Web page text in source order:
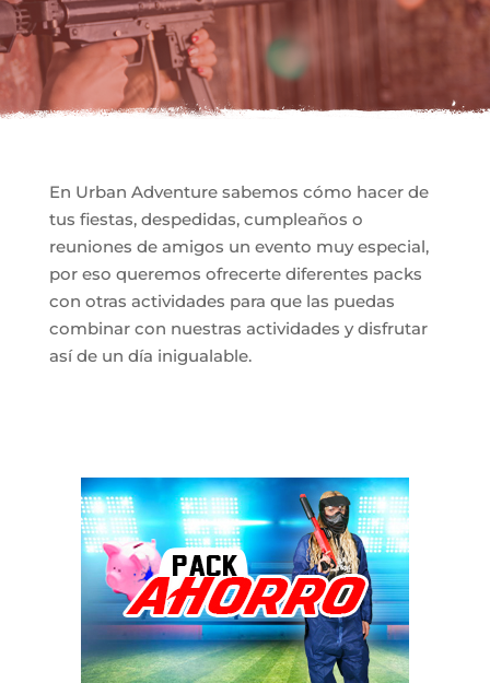
En Urban Adventure sabemos cómo hacer de
tus fiestas, despedidas, cumpleaños o
reuniones de amigos un evento muy especial,
por eso queremos ofrecerte diferentes packs
con otras actividades para que las puedas
combinar con nuestras actividades y disfrutar
así de un día inigualable.